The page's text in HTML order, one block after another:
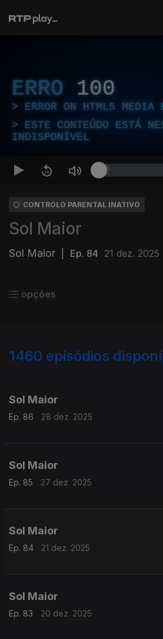
ERRO 100
ERROR ON HTML5 MEDIA
ESTE CONTEÚDO ESTÁ
INDISPONÍVEL
CONTROLO PARENTAL INATIVO
Sol Maior
Sol Maior Ep. 84 21 dez. 2025
opções
1460 episódios
Sol Maior
Ep. 86 28 dez. 2025
Sol Maior
Ep. 85 27 dez. 2025
Sol Maior
Ep. 84 21 dez. 2025
Sol Maior
Ep. 83 20 dez. 2025